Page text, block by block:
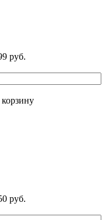
руб.
руб.